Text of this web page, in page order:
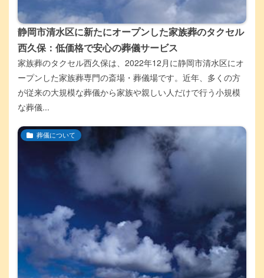
静岡市清水区に新たにオープンした家族葬のタクセル
西久保：低価格で安心の葬儀サービス
家族葬のタクセル西久保は、2022年12月に静岡市清水区にオ
ープンした家族葬専門の斎場・葬儀場です。近年、多くの方
が従来の大規模な葬儀から家族や親しい人だけで行う小規模
な葬儀...
葬儀について